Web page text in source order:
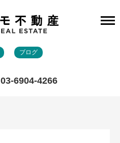
ブログ
03-6904-4266